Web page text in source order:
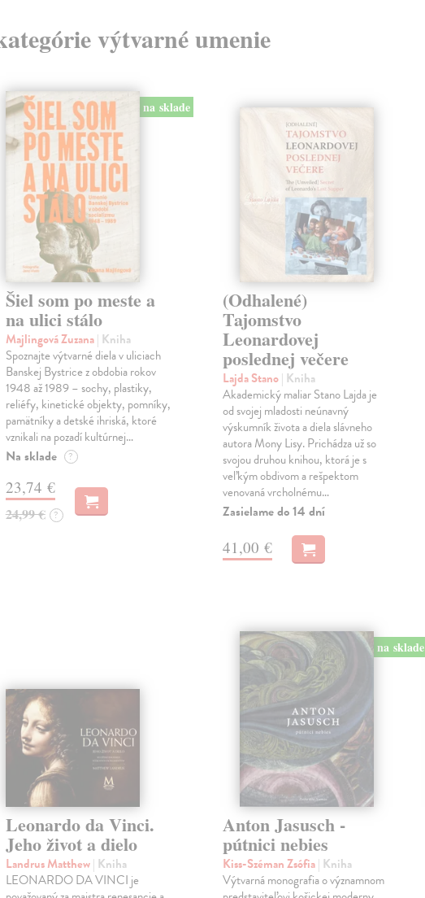
výtvarné umenie
na sklade
Šiel som po meste a
na ulici stálo
Majlingová Zuzana| Kniha
Spoznajte výtvarné diela v uliciach
Banskej Bystrice z obdobia rokov
1948 až 1989 – sochy, plastiky,
reliéfy, kinetické objekty, pomníky,
pamätníky a detské ihriská, ktoré
vznikali na pozadí kultúrnej…
Na sklade ?
23,74 €
24,99 € ?
(Odhalené)
Tajomstvo
Leonardovej
poslednej večere
Lajda Stano| Kniha
Akademický maliar Stano Lajda je
od svojej mladosti neúnavný
výskumník života a diela slávneho
autora Mony Lisy. Prichádza už so
svojou druhou knihou, ktorá je s
veľkým obdivom a rešpektom
venovaná vrcholnému…
Zasielame do 14 dní
41,00 €
Leonardo da Vinci.
Jeho život a dielo
Landrus Matthew| Kniha
LEONARDO DA VINCI je
na sklade
Anton Jasusch -
pútnici nebies
Kiss-Széman Zsófia| Kniha
Výtvarná monografia o významnom